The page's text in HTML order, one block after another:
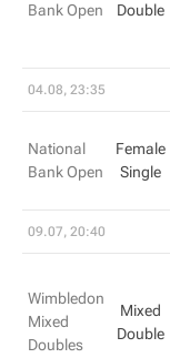
Bank Open
Double
04.08, 23:35
National
Bank Open
Female
Single
09.07, 20:40
Wimbledon
Mixed
Doubles
Mixed
Double